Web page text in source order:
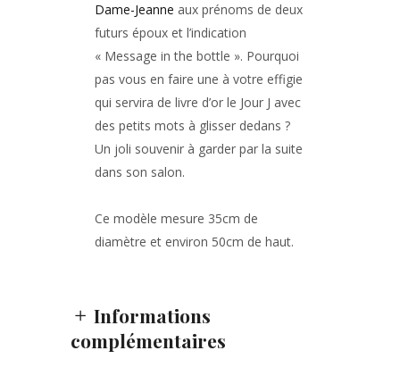
Dame-Jeanne aux prénoms de deux
futurs époux et l’indication
« Message in the bottle ». Pourquoi
pas vous en faire une à votre effigie
qui servira de livre d’or le Jour J avec
des petits mots à glisser dedans ?
Un joli souvenir à garder par la suite
dans son salon.
Ce modèle mesure 35cm de
diamètre et environ 50cm de haut.
Informations
complémentaires